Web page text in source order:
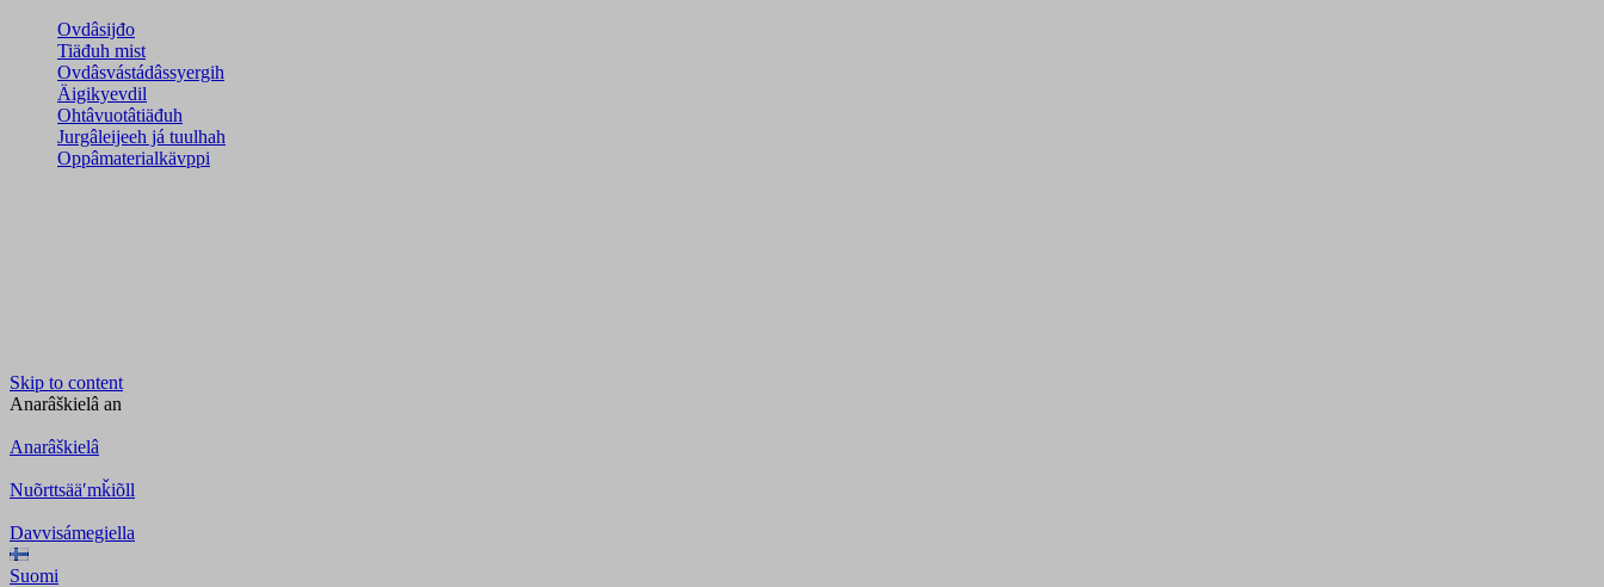
Ovdâsijđo
Tiäđuh mist
Ovdâsvástádâssyergih
Äigikyevdil
Ohtâvuotâtiäđuh
Jurgâleijeeh já tuulhah
Oppâmaterialkävppi
Skip to content
Anarâškielâ an
Anarâškielâ
Nuõrttsääʹmǩiõll
Davvisámegiella
Suomi